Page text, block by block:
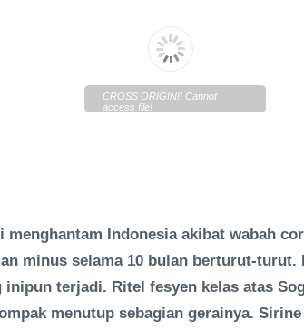
CROSS ORIGIN!! Cannot
access file!
menghantam Indonesia akibat wabah
minus selama 10 bulan berturut-
terjadi. Ritel fesyen kelas atas
menutup sebagian gerainya.